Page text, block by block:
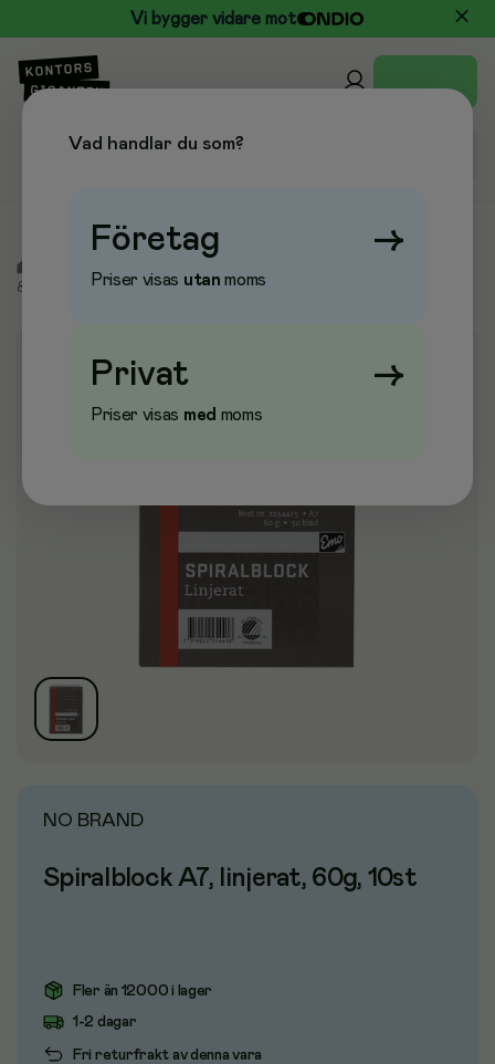
Vi bygger vidare mot
& Anteckningsböcker/Spiralkladd & notisblock
NO BRAND
Spiralblock A7, linjerat, 60g, 10st
Fler än 12000 i lager
Fri returfrakt av denna vara
1-2 dagar
Vad handlar du som?
Företag →
Priser visas utan moms
Privat →
Priser visas med moms